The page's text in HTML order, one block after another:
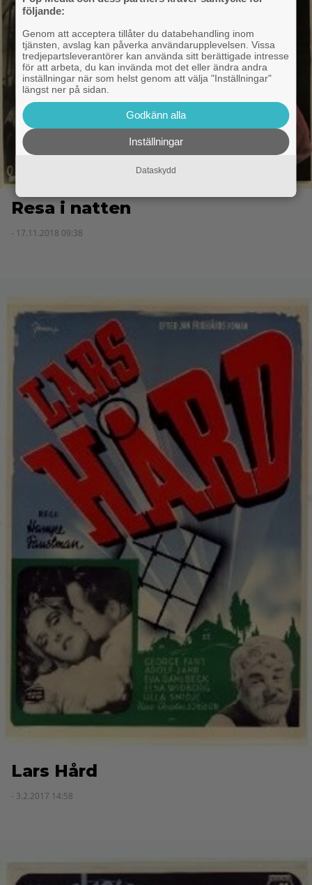
Resa i natten
- 17.11.2018 09:38
Lars Hård
- 3.2.2017 14:58
följande:
Genom att acceptera tillåter du databehandling inom
tjänsten, avslag kan påverka användarupplevelsen. Vissa
tredjepartsleverantörer kan använda sitt berättigade intresse
för att arbeta, du kan invända mot det eller ändra andra
inställningar när som helst genom att välja "Inställningar"
längst ner på sidan.
Godkänn alla
Inställningar
Dataskydd